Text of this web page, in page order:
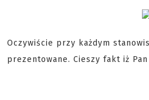
Oczywiście przy każdym
prezentowane. Cieszy fakt iż